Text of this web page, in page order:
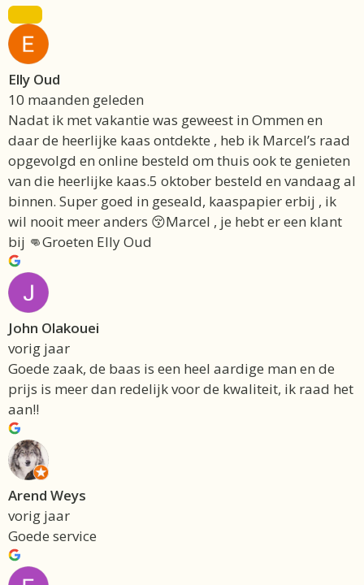
Elly Oud
10 maanden geleden
Nadat ik met vakantie was geweest in Ommen en
daar de heerlijke kaas ontdekte , heb ik Marcel’s raad
opgevolgd en online besteld om thuis ook te genieten
van die heerlijke kaas.5 oktober besteld en vandaag al
binnen. Super goed in geseald, kaaspapier erbij , ik
wil nooit meer anders 😚Marcel , je hebt er een klant
bij 👊Groeten Elly Oud
John Olakouei
vorig jaar
Goede zaak, de baas is een heel aardige man en de
prijs is meer dan redelijk voor de kwaliteit, ik raad het
aan!!
Arend Weys
vorig jaar
Goede service